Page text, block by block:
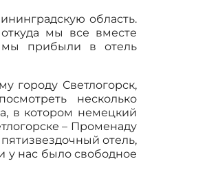
область.
мы все вместе
мы прибыли в отель
городу Светлогорск,
несколько
в котором немецкий
– Променаду
отель,
у нас было свободное